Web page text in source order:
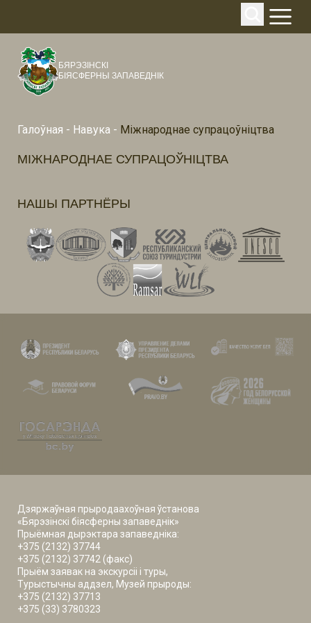
БЯРЭЗІНСКІ
БІЯСФЕРНЫ ЗАПАВЕДНІК
Галоўная - Навука - Міжнароднае супрацоўніцтва
МІЖНАРОДНАЕ СУПРАЦОЎНІЦТВА
НАШЫ ПАРТНЁРЫ
Дзяржаўная прыродаахоўная ўстанова
«Бярэзінскі біясферны запаведнік»
Прыёмная дырэктара запаведніка:
+375 (2132) 37744
+375 (2132) 37742 (факс)
Прыём заявак на экскурсіі і туры,
Турыстычны аддзел, Музей прыроды:
+375 (2132) 37713
+375 (33) 3780323